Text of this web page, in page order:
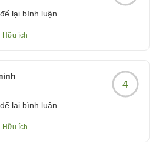
lại bình luận.
Hữu ích
4
lại bình luận.
Hữu ích